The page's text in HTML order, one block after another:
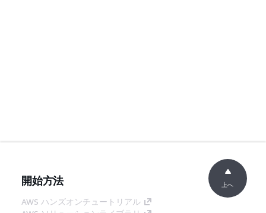
開始方法
AWS ハンズオンチュートリアル
上へ